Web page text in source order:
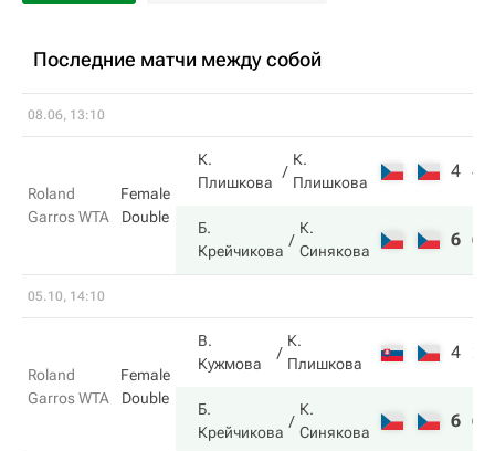
Последние матчи между собой
08.06, 13:10
Roland
Garros WTA
Female
Double
К.
Плишкова
К.
Плишкова
4 4
Б.
Крейчикова
К.
Синякова
6 6
05.10, 14:10
Roland
Garros WTA
Female
Double
В.
Кужмова
К.
Плишкова
4 2
Б.
Крейчикова
К.
Синякова
6 6